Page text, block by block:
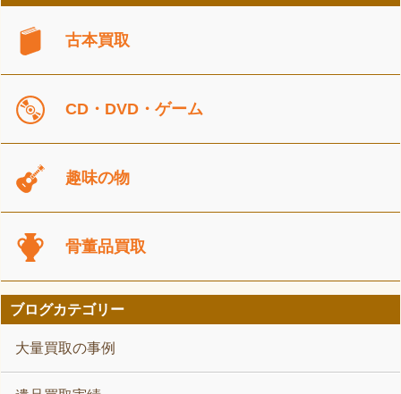
古本買取
CD・DVD・ゲーム
趣味の物
骨董品買取
ブログカテゴリー
大量買取の事例